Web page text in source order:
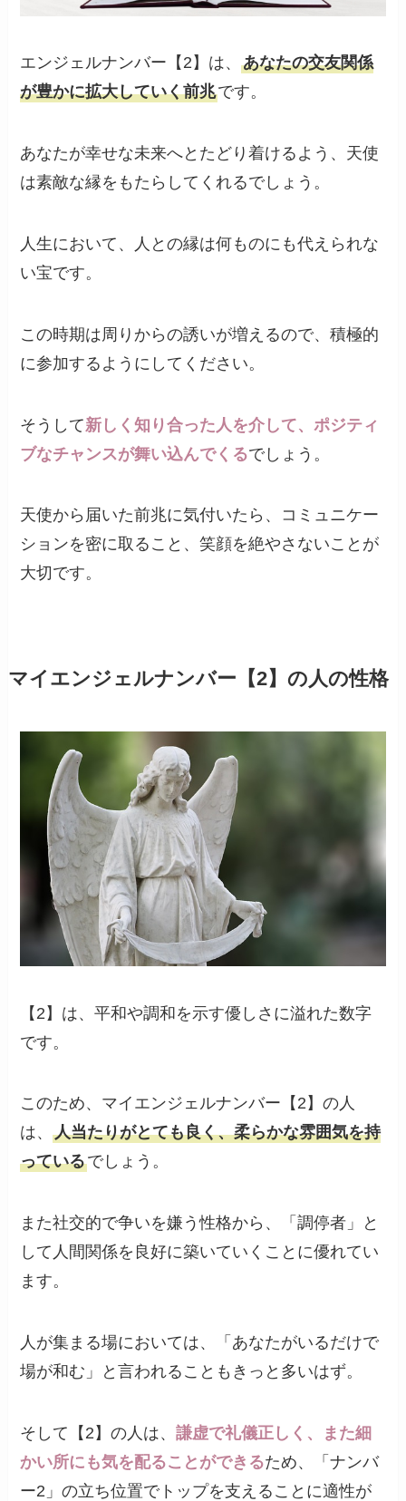
エンジェルナンバー【2】は、あなたの交友関係
が豊かに拡大していく前兆です。
あなたが幸せな未来へとたどり着けるよう、天使
は素敵な縁をもたらしてくれるでしょう。
人生において、人との縁は何ものにも代えられな
い宝です。
この時期は周りからの誘いが増えるので、積極的
に参加するようにしてください。
そうして新しく知り合った人を介して、ポジティ
ブなチャンスが舞い込んでくるでしょう。
天使から届いた前兆に気付いたら、コミュニケー
ションを密に取ること、笑顔を絶やさないことが
大切です。
マイエンジェルナンバー【2】の人の性格
【2】は、平和や調和を示す優しさに溢れた数字
です。
このため、マイエンジェルナンバー【2】の人
は、人当たりがとても良く、柔らかな雰囲気を持
っているでしょう。
また社交的で争いを嫌う性格から、「調停者」と
して人間関係を良好に築いていくことに優れてい
ます。
人が集まる場においては、「あなたがいるだけで
場が和む」と言われることもきっと多いはず。
そして【2】の人は、謙虚で礼儀正しく、また細
かい所にも気を配ることができるため、「ナンバ
ー2」の立ち位置でトップを支えることに適性が